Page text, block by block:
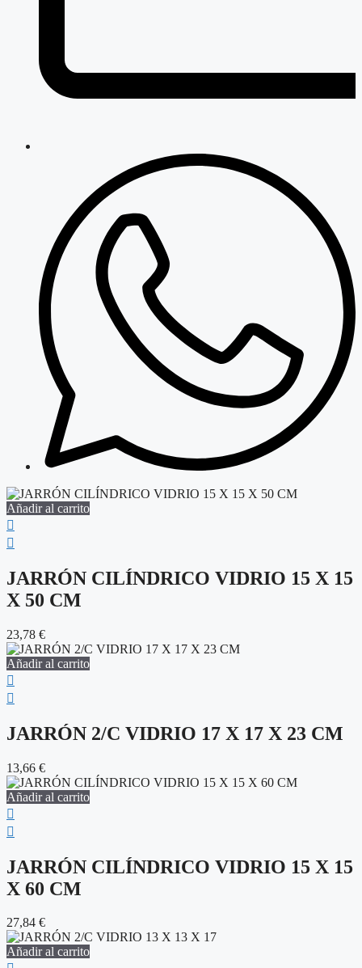
Añadir al carrito
JARRÓN CILÍNDRICO VIDRIO 15 X 15
X 50 CM
23,78 €
Añadir al carrito
JARRÓN 2/C VIDRIO 17 X 17 X 23 CM
13,66 €
Añadir al carrito
JARRÓN CILÍNDRICO VIDRIO 15 X 15
X 60 CM
27,84 €
Añadir al carrito